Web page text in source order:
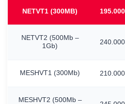
NETVT1 (300MB)
NETVT2 (500Mb –
1Gb)
MESHVT1 (300Mb)
MESHVT2 (500Mb –